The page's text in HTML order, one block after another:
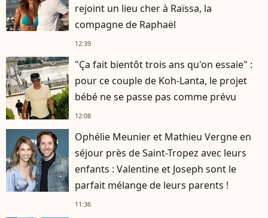
rejoint un lieu cher à Raïssa, la
compagne de Raphaël
12:39
"Ça fait bientôt trois ans qu'on essaie" :
pour ce couple de Koh-Lanta, le projet
bébé ne se passe pas comme prévu
12:08
Ophélie Meunier et Mathieu Vergne en
séjour près de Saint-Tropez avec leurs
enfants : Valentine et Joseph sont le
parfait mélange de leurs parents !
11:36